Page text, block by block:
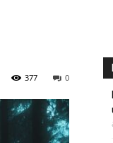
0
377